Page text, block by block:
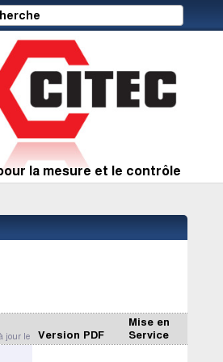
la mesure et le contrôle
jour le Version PDF
Mise en
Service